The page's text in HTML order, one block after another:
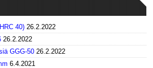
40) 26.2.2022
26.2.2022
GGG-50 26.2.2022
6.4.2021